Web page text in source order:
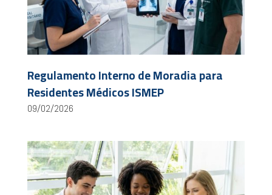
Regulamento Interno de Moradia para
Residentes Médicos ISMEP
09/02/2026